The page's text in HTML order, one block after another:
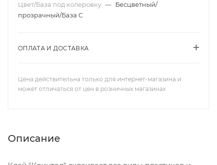
Цвет/База под колеровку — Бесцветный/
прозрачный/База C
ОПЛАТА И ДОСТАВКА
Цена действительна только для интернет-магазина и
может отличаться от цен в розничных магазинах
Описание